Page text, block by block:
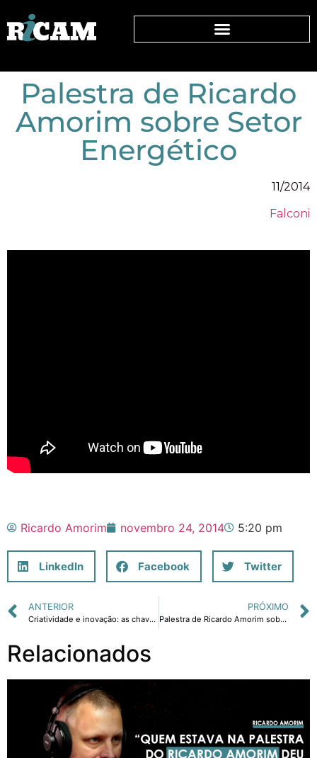
Palestra de Ricardo
Amorim sobre Setor
Energético
11/2014
Falconi
Ricardo Amorim novembro 24, 2014 5:20 pm
LinkedIn Facebook Twitter
ANTERIOR
Criatividade e inovação: as chaves para um Brasil melhor.
PRÓXIMO
Palestra de Ricardo Amorim sobre Auxílio-Desemprego
Relacionados